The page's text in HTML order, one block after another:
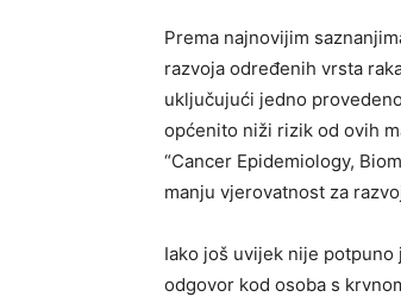
Prema najnovijim
razvoja određenih vrsta
uključujući jedno
općenito niži rizik od ovih
“Cancer Epidemiology,
manju vjerovatnost za
Iako još uvijek nije
odgovor kod osoba s